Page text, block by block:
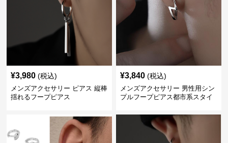
¥3,980 (税込)
メンズアクセサリー ピアス 縦棒
揺れるフープピアス
¥3,840 (税込)
メンズアクセサリー 男性用シン
プルフープピアス都市系スタイ